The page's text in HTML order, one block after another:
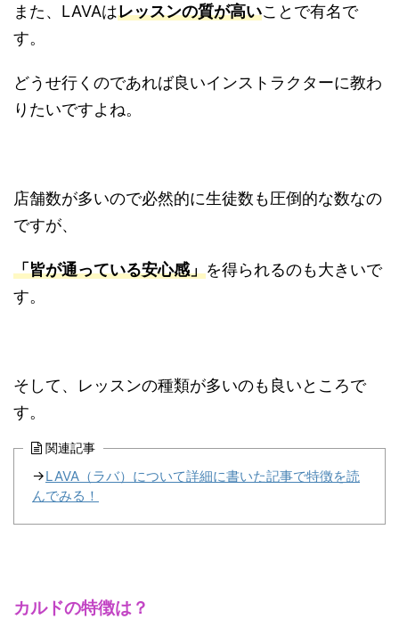
また、LAVAはレッスンの質が高いことで有名で
す。
どうせ行くのであれば良いインストラクターに教わ
りたいですよね。
店舗数が多いので必然的に生徒数も圧倒的な数なの
ですが、
「皆が通っている安心感」を得られるのも大きいで
す。
そして、レッスンの種類が多いのも良いところで
す。
関連記事
→LAVA（ラバ）について詳細に書いた記事で特徴を読
んでみる！
カルドの特徴は？